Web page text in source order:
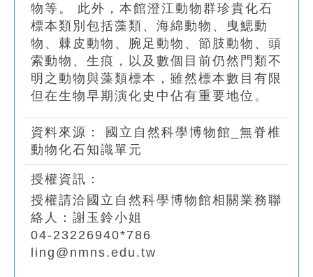
物等。 此外，本館澄江動物群珍貴化石
標本類別包括藻類、海綿動物、曳鰓動
物、棘皮動物、腕足動物、節肢動物、頭
索動物、生痕，以及數個目前仍然門類不
明之動物與藻類標本，雖然標本數目有限
但在生物早期演化史中佔有重要地位。
資料來源：
國立自然科學博物館_無脊椎
動物化石知識單元
授權資訊：
授權請洽國立自然科學博物館相關業務聯
絡人：謝玉鈴小姐
04-23226940*786
ling@nmns.edu.tw